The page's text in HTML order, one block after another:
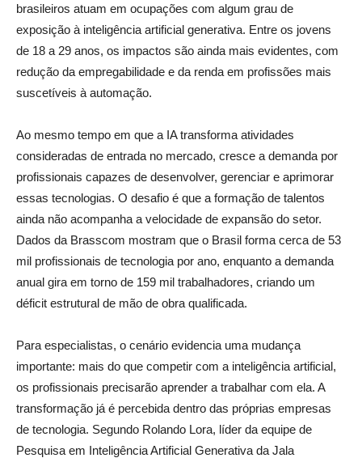
brasileiros atuam em ocupações com algum grau de
exposição à inteligência artificial generativa. Entre os jovens
de 18 a 29 anos, os impactos são ainda mais evidentes, com
redução da empregabilidade e da renda em profissões mais
suscetíveis à automação.
Ao mesmo tempo em que a IA transforma atividades
consideradas de entrada no mercado, cresce a demanda por
profissionais capazes de desenvolver, gerenciar e aprimorar
essas tecnologias. O desafio é que a formação de talentos
ainda não acompanha a velocidade de expansão do setor.
Dados da Brasscom mostram que o Brasil forma cerca de 53
mil profissionais de tecnologia por ano, enquanto a demanda
anual gira em torno de 159 mil trabalhadores, criando um
déficit estrutural de mão de obra qualificada.
Para especialistas, o cenário evidencia uma mudança
importante: mais do que competir com a inteligência artificial,
os profissionais precisarão aprender a trabalhar com ela. A
transformação já é percebida dentro das próprias empresas
de tecnologia. Segundo Rolando Lora, líder da equipe de
Pesquisa em Inteligência Artificial Generativa da Jala